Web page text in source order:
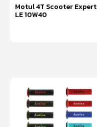
Motul 4T Scooter Expert
LE 10W40